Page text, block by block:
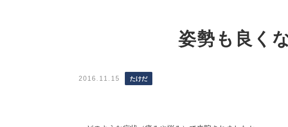
姿勢も良く
2016.11.15 たけだ